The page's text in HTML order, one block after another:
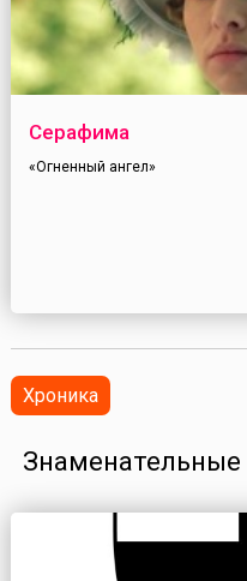
Серафима
«Огненный ангел»
Хроника
Знаменательные